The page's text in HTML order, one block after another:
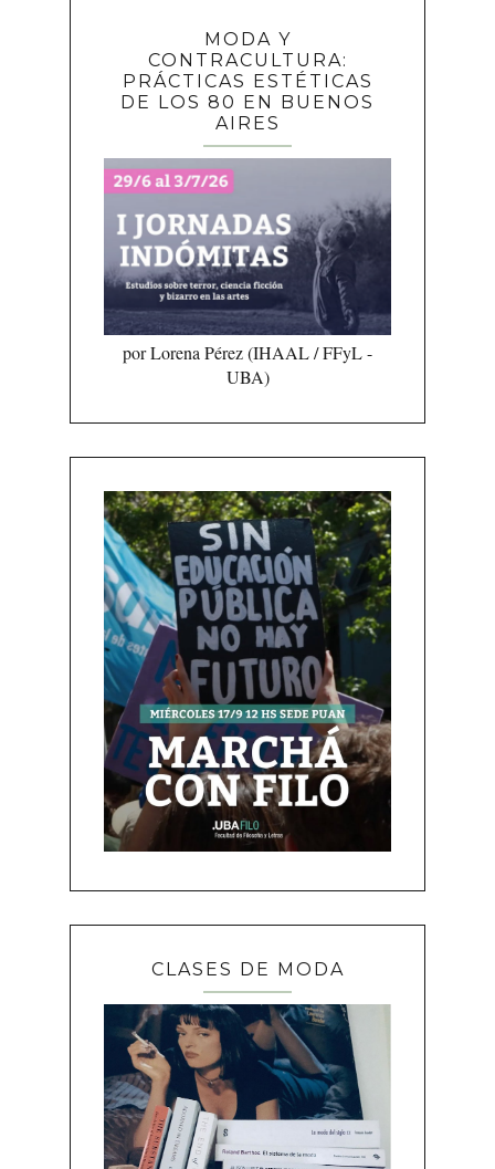
MODA Y
CONTRACULTURA:
PRÁCTICAS ESTÉTICAS
DE LOS 80 EN BUENOS
AIRES
por Lorena Pérez (IHAAL / FFyL -
UBA)
CLASES DE MODA